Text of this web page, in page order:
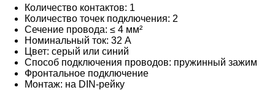
Количество контактов: 1
Количество точек подключения: 2
Сечение провода: ≤ 4 мм²
Номинальный ток: 32 А
Цвет: серый или синий
Способ подключения проводов: пружинный зажим
Фронтальное подключение
Монтаж: на DIN-рейку